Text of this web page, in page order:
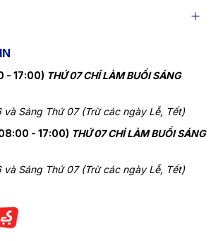
- 17:00) THỨ 07 CHỈ LÀM BUỔI SÁNG
và Sáng Thứ 07 (Trừ các ngày Lễ, Tết)
- 17:00) THỨ 07 CHỈ LÀM BUỔI SÁNG
và Sáng Thứ 07 (Trừ các ngày Lễ, Tết)